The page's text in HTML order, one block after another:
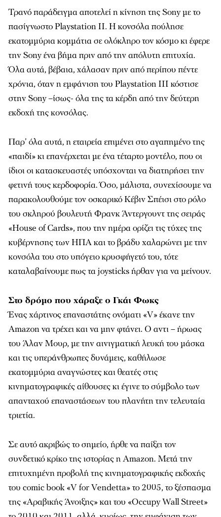
Τρανό παράδειγμα αποτελεί η κίνηση της Sony με το
πασίγνωστο Playstation II. Η κονσόλα πούλησε
εκατομμύρια κομμάτια σε ολόκληρο τον κόσμο κι έφερε
την Sony ένα βήμα πριν από την απόλυτη επιτυχία.
Όλα αυτά, βέβαια, χάλασαν πριν από περίπου πέντε
χρόνια, όταν η εμφάνιση του Playstation III κόστισε
στην Sony –ίσως- όλα της τα κέρδη από την δεύτερη
εκδοχή της κονσόλας.
Παρ’ όλα αυτά, η εταιρεία επιμένει στο αγαπημένο της
«παιδί» κι επανέρχεται με ένα τέταρτο μοντέλο, που οι
ίδιοι οι κατασκευαστές υπόσχονται να διατηρήσει την
φετινή τους κερδοφορία. Όσο, μάλιστα, συνεχίσουμε να
παρακολουθούμε τον οσκαρικό Κέβιν Σπέισι στο ρόλο
του σκληρού βουλευτή Φρανκ Άντεργουντ της σειράς
«House of Cards», που την ημέρα ορίζει τις τύχες της
κυβέρνησης των ΗΠΑ και το βράδυ χαλαρώνει με την
κονσόλα του στο υπόγειο κρυσφήγετό του, τότε
καταλαβαίνουμε πως τα joysticks ήρθαν για να μείνουν.
Στο δρόμο που χάραξε ο Γκάι Φωκς
Ένας χάρτινος επαναστάτης ονόματι «V» έκανε την
Amazon να τρέχει και να μην φτάνει. Ο αντι – ήρωας
του Άλαν Μουρ, με την αινιγματική λευκή του μάσκα
και τις υπεράνθρωπες δυνάμεις, καθήλωσε
εκατομμύρια αναγνώστες και θεατές στις
κινηματογραφικές αίθουσες κι έγινε το σύμβολο των
απανταχού επαναστάσεων του πλανήτη την τελευταία
τριετία.
Σε αυτό ακριβώς το σημείο, ήρθε να παίξει τον
συνδετικό κρίκο της ιστορίας η Amazon. Μετά την
επιτυχημένη προβολή της κινηματογραφικής εκδοχής
του comic book «V for Vendetta» το 2005, το ξέσπασμα
της «Αραβικής Άνοιξης» και του «Occupy Wall Street»